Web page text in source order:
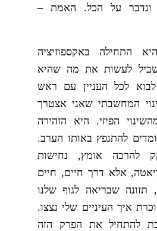
ונדבר על הכל. האמת –
התחילה באקספוזיציה
לעשות את מה שהיא
לכל העניין עם ראש
המחשבתי שאני אצטרך
הפיזי. היא הזהירה
להתנפץ באותו הערב.
להרבה אומץ, נחישות
אלא דרך חיים, חיים
תזונה שבריאה לגוף שלנו
איך העיניים שלי נצצו.
להתחיל את הפרק הזה